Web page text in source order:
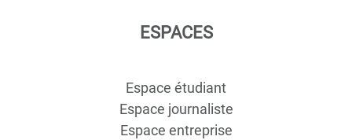
ESPACES
Espace étudiant
Espace journaliste
Espace entreprise